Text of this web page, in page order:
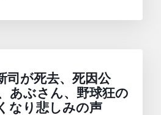
司が死去、死因公
あぶさん、野球狂の
なり悲しみの声